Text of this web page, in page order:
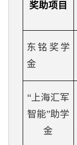
奖助项目
东铭奖学
金
“ 上海汇军
智能”助学
金